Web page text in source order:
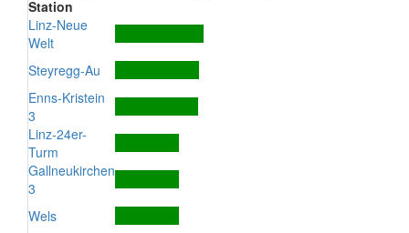
Station
Linz-Neue
Welt
Steyregg-Au
Enns-Kristein
3
Linz-24er-
Turm
Gallneukirchen
3
Wels